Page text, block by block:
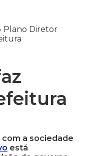
Plano Diretor
a sociedade
está